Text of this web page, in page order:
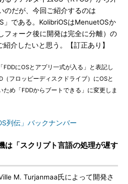
のだが、今回ご紹介するのは
」である。KolibriOSはMenuetOSか
フォーク後に開発は完全に分離）の
介したいと思う。【訂正あり】
FDDにOSとアプリ一式が入る」と表記し
フロッピーディスクドライブ）にOSと
め「FDDからブートできる」に変更しま
列伝」バックナンバー
は「スクリプト言語の処理が遅す
M. Turjanmaa氏によって開発さ